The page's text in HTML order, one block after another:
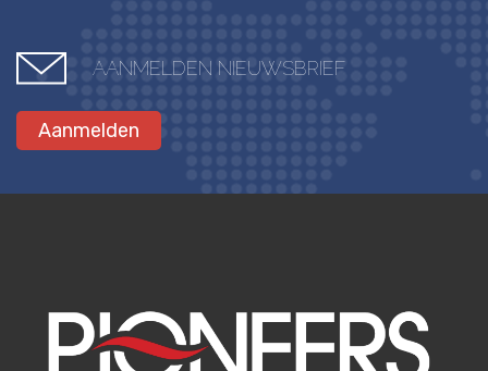
AANMELDEN NIEUWSBRIEF
Aanmelden